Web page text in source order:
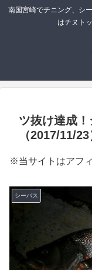
南国宮崎でチニング、シ
はチヌト
ツ抜け達成
（2017/11/
※当サイトはアフ
シーバス